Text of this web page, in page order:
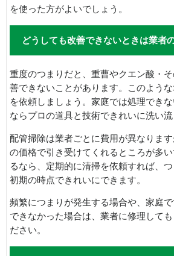
を使った方がよいでしょう。
どうしても改善できないときは業者
重度のつまりだと、重曹やクエン酸・
善できないことがあります。このよう
を依頼しましょう。家庭では処理でき
ならプロの道具と技術できれいに洗い流
配管掃除は業者ごとに費用が異なりま
の価格で引き受けてくれるところが多
るなら、定期的に清掃を依頼すれば、つ
初期の時点できれいにできます。
頻繁につまりが発生する場合や、家庭
できなかった場合は、業者に修理して
ださい。